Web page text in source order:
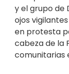
y el grupo de
ojos
en protesta
cabeza de la
comunitarias